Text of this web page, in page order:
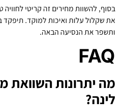
בסוף, להשוות מחירים זה קריטי לחוויה
את שקלול עלות ואיכות למוקד. תיפקד
ותשפר את הנסיעה הבאה.
FAQ
מה יתרונות השוואת
לינה?